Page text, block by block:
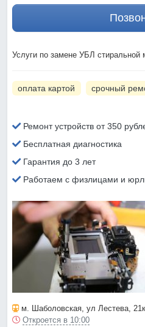
Услуги по замене УБЛ стиральной
оплата картой срочный
Ремонт устройств от 350
Бесплатная диагностика
Гарантия до 3 лет
Работаем с физлицами и
м. Шаболовская, ул Лестева,
Откроется в 10:00